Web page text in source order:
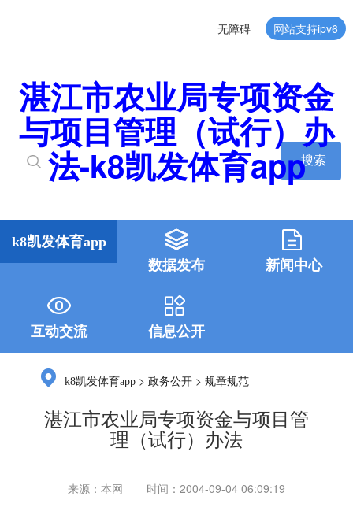
无障碍 网站支持ipv6
湛江市农业局专项资金
与项目管理（试行）办
法-k8凯发体育app搜索
k8凯发体育app
数据发布
新闻中心
互动交流 信息公开
k8凯发体育app >政务公开 >规章规范
湛江市农业局专项资金与项目管
理（试行）办法
来源：本网
时间：2004-09-04 06:09:19